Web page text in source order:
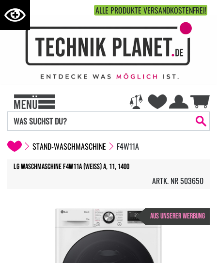
ALLE PRODUKTE VERSANDKOSTENFREI!
STAND-WASCHMASCHINE F4W11A
LG Waschmaschine F4W11A (weiss) A, 11, 1400
ARTK. NR 503650
AUS UNSERER WERBUNG